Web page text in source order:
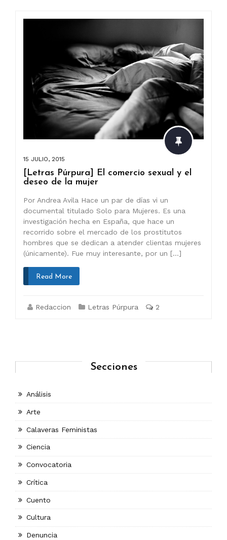
15 JULIO, 2015
[Letras Púrpura] El comercio sexual y el
deseo de la mujer
Por Andrea Avila Hace un par de días vi un
documental titulado Solo para Mujeres. Es una
investigación hecha en España, que hace un
recorrido sobre el mercado de los prostitutos
hombres que se dedican a atender clientas mujeres
(únicamente). Fue muy interesante, por un […]
Read More
Redaccion Letras Púrpura 2
Secciones
Análisis
Arte
Calaveras Feministas
Ciencia
Convocatoria
Crítica
Cuento
Cultura
Denuncia